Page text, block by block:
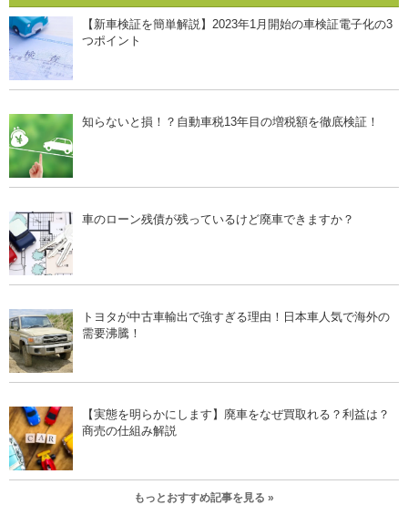
【新車検証を簡単解説】2023年1月開始の車検証電子化の3
つポイント
知らないと損！？自動車税13年目の増税額を徹底検証！
車のローン残債が残っているけど廃車できますか？
トヨタが中古車輸出で強すぎる理由！日本車人気で海外の
需要沸騰！
【実態を明らかにします】廃車をなぜ買取れる？利益は？
商売の仕組み解説
もっとおすすめ記事を見る »